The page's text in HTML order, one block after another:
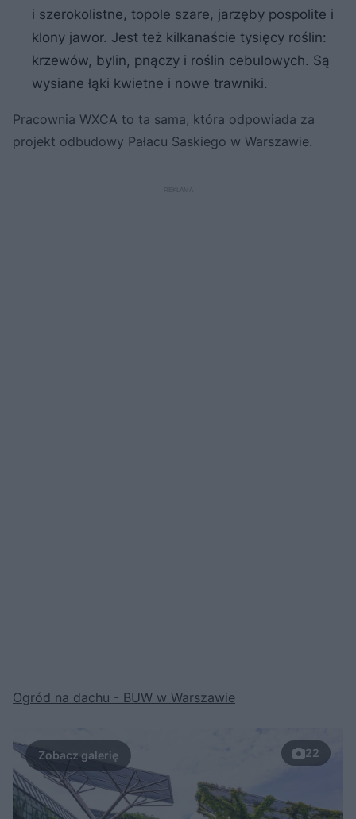
i szerokolistne, topole szare, jarzęby pospolite i
klony jawor. Jest też kilkanaście tysięcy roślin:
krzewów, bylin, pnączy i roślin cebulowych. Są
wysiane łąki kwietne i nowe trawniki.
Pracownia WXCA to ta sama, która odpowiada za
projekt odbudowy Pałacu Saskiego w Warszawie.
Ogród na dachu - BUW w Warszawie
22